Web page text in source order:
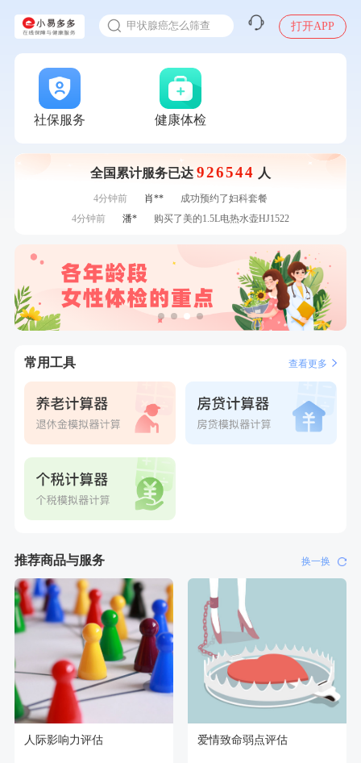
甲状腺癌怎么筛查
打开APP
社保服务 健康体检
全国累计服务已达 926544 人
7分钟前
林**
购买了小熊电烤箱 DKX-F10M6
刚刚
姜**
购买了五常稻花香2号大米
刚刚
姜**
购买了五常稻花香2号大米
成功预约了企业招工体检套餐
成功预约了企业招工体检套餐
1分钟前
成功预约了坐班族体检套餐（男）
2分钟前
李**
成功预约了老年女性体检套餐
4分钟前
肖**
成功预约了妇科套餐
4分钟前
潘*
购买了美的1.5L电热水壶HJ1522
成功预约糖尿病强化体检套餐
7分钟前
江**
成功预约了女性VIP体检套餐
7分钟前
林**
购买了小熊电烤箱 DKX-F10M6
购买了五常稻花香2号大米
常用工具 查看更多
推荐商品与服务 换一换
人际影响力评估 爱情致命弱点评估